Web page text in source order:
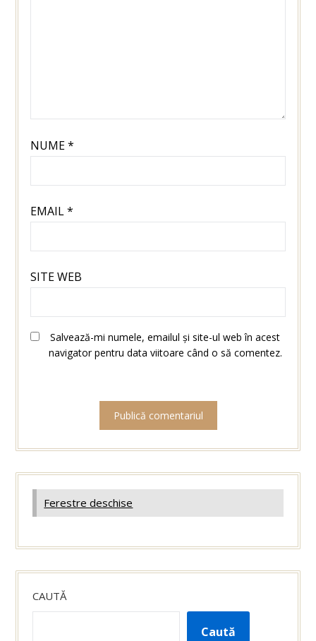
NUME*
EMAIL*
SITE WEB
Salvează-mi numele, emailul și site-ul web în acest
navigator pentru data viitoare când o să comentez.
Ferestre deschise
CAUTĂ
Caută